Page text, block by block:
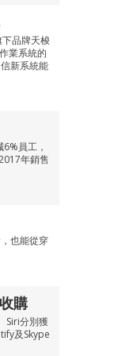
品牌天梭
業系統的
新系統能
員工，
年銷售
也能從穿
購
Siri分別獲
及Skype
為 EJ Tech 會員